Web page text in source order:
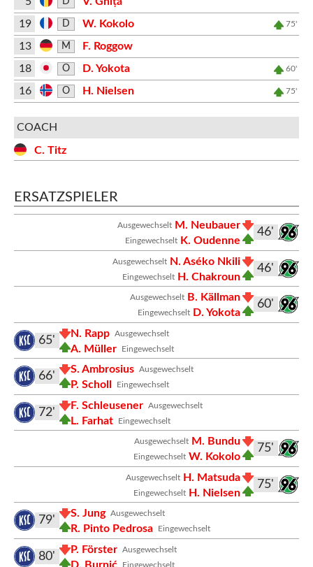
19
D W. Kokolo 75'
13 M
F. Roggow
18
O D. Yokota 60'
16 O H. Nielsen 75'
COACH
C. Titz
ERSATZSPIELER
46'
Ausgewechselt M. Neubauer
Eingewechselt K. Oudenne
46'
Ausgewechselt N. Aséko Nkili
Eingewechselt H. Chakroun
60'
Ausgewechselt B. Källman
Eingewechselt D. Yokota
Ausgewechselt
N. Rapp
Eingewechselt
A. Müller
65'
Ausgewechselt
S. Ambrosius
Eingewechselt
P. Scholl
66'
Ausgewechselt
F. Schleusener
Eingewechselt
L. Farhat
72'
75'
Ausgewechselt M. Bundu
Eingewechselt W. Kokolo
75'
Ausgewechselt H. Matsuda
Eingewechselt H. Nielsen
Ausgewechselt
S. Jung
Eingewechselt
R. Pinto Pedrosa
79'
Ausgewechselt
P. Förster
Eingewechselt
D. Burnić
80'